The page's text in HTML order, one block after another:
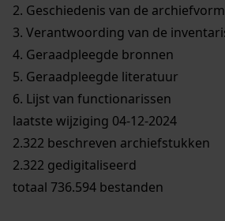
2. Geschiedenis van de
3. Verantwoording van de
4. Geraadpleegde bronnen
5. Geraadpleegde literatuur
6. Lijst van functionarissen
laatste wijziging 04-12-2024
2.322 beschreven archiefstukken
2.322 gedigitaliseerd
totaal 736.594 bestanden